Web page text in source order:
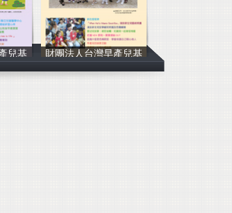
兒基
財團法人台灣早產兒基
財團法人台灣早